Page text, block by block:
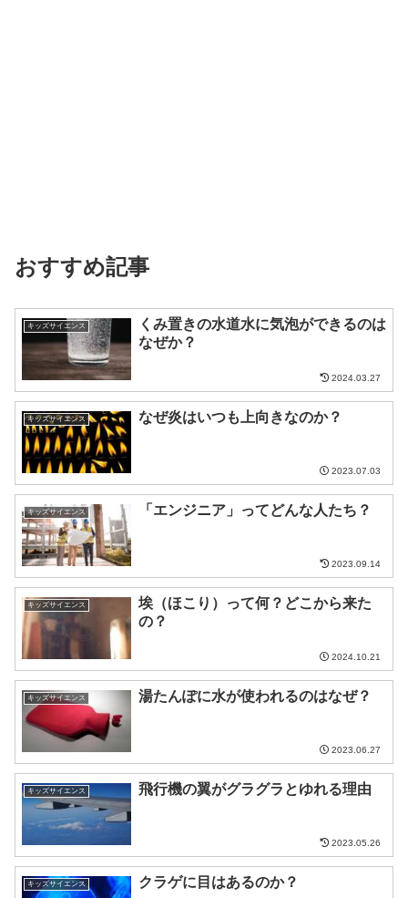
おすすめ記事
キッズサイエンス
くみ置きの水道水に気泡ができるのは
なぜか？
2024.03.27
キッズサイエンス なぜ炎はいつも上向きなのか？
2023.07.03
キッズサイエンス 「エンジニア」ってどんな人たち？
2023.09.14
キッズサイエンス
埃（ほこり）って何？どこから来た
の？
2024.10.21
キッズサイエンス 湯たんぽに水が使われるのはなぜ？
2023.06.27
キッズサイエンス 飛行機の翼がグラグラとゆれる理由
2023.05.26
キッズサイエンス クラゲに目はあるのか？